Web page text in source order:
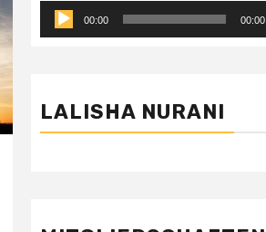
Audio-
Player
00:00 00:00
LALISHA NURANI